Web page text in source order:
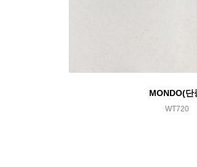
MONDO(단
WT720